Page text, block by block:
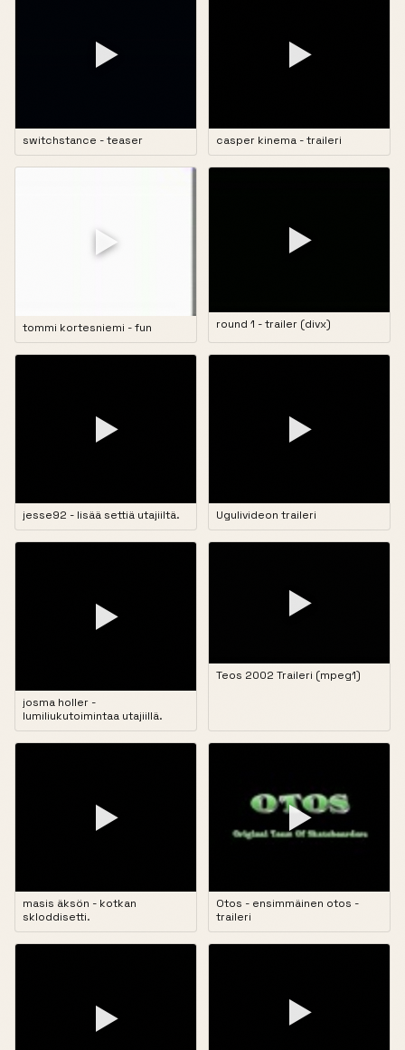
▶
switchstance - teaser
▶
casper kinema - traileri
▶
tommi kortesniemi - fun
▶
round 1 - trailer (divx)
▶
jesse92 - lisää settiä utajiiltä.
▶
Ugulivideon traileri
▶
josma holler -
lumiliukutoimintaa utajiillä.
▶
Teos 2002 Traileri (mpeg1)
▶
masis äksön - kotkan
skloddisetti.
▶
Otos - ensimmäinen otos -
traileri
▶ ▶